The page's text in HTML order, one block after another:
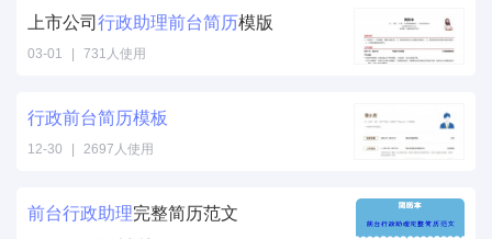
上市公司 行政助理前台简历模版
03-01 731人使用
行政前台简历模板
12-30 2697人使用
前台行政助理完整简历范文